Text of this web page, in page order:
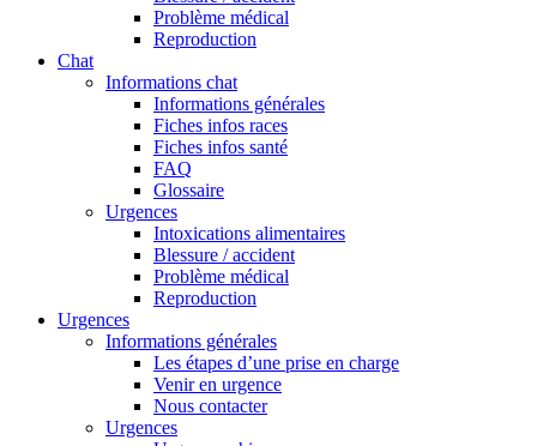
Problème médical
Reproduction
Chat
Informations chat
Informations générales
Fiches infos races
Fiches infos santé
FAQ
Glossaire
Urgences
Intoxications alimentaires
Blessure / accident
Problème médical
Reproduction
Urgences
Informations générales
Les étapes d’une prise en charge
Venir en urgence
Nous contacter
Urgences